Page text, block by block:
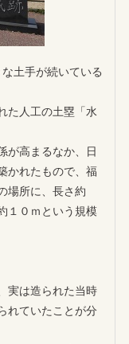
土手が続いている
た人工の土塁「水
が高まるなか、日
かれたもので、福
場所に、長さ約
１０ｍという規模
実は造られた当時
れていたことが分